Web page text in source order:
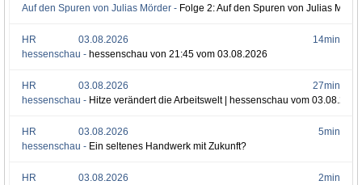
Auf den Spuren von Julias Mörder - Folge 2: Auf den Spuren von Julias
14min
HR
03.08.2026
hessenschau - hessenschau von 21:45 vom 03.08.2026
27min
HR
03.08.2026
hessenschau - Hitze verändert die Arbeitswelt | hessenschau vom 03.08.2026
5min
HR
03.08.2026
hessenschau - Ein seltenes Handwerk mit Zukunft?
2min
HR
03.08.2026